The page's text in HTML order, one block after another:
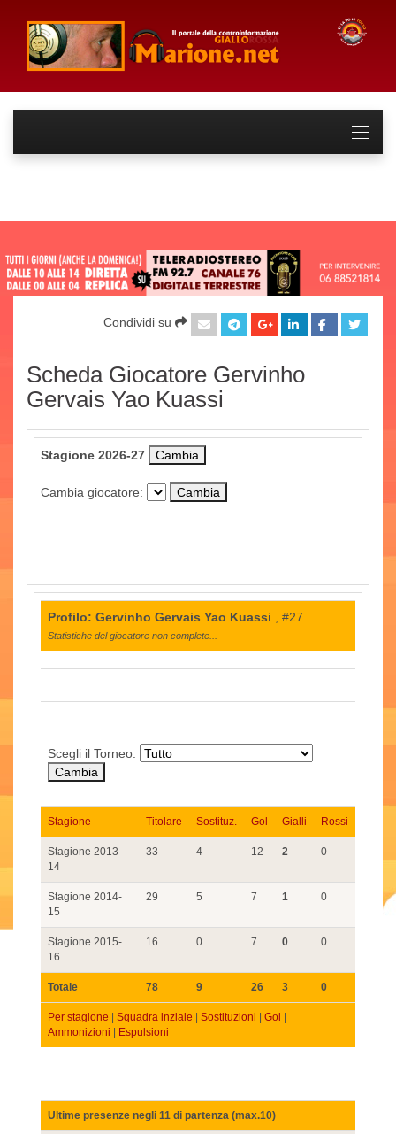
Condividi su
Scheda Giocatore Gervinho
Gervais Yao Kuassi
Stagione 2026-27
Cambia giocatore:
Profilo: Gervinho Gervais Yao Kuassi , #27
Statistiche del giocatore non complete...
Scegli il Torneo:
Stagione Titolare Sostituz. Gol Gialli Rossi
Stagione 2013-
14
33 4 12 2 0
Stagione 2014-
15
29 5 7 1 0
Stagione 2015-
16
16 0 7 0 0
Totale 78 9 26 3 0
Per stagione Squadra inziale Sostituzioni Gol
Ammonizioni
Espulsioni
Ultime presenze negli 11 di partenza (max.10)